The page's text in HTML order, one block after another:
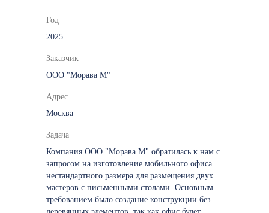
Год
2025
Заказчик
ООО "Морава М"
Адрес
Москва
Задача
Компания ООО "Морава М" обратилась к нам с
запросом на изготовление мобильного офиса
нестандартного размера для размещения двух
мастеров с письменными столами. Основным
требованием было создание конструкции без